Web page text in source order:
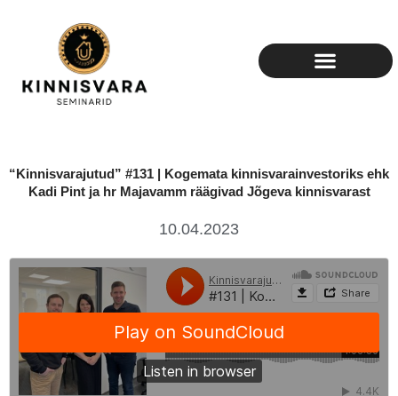
“Kinnisvarajutud” #131 | Kogemata kinnisvarainvestoriks ehk
Kadi Pint ja hr Majavamm räägivad Jõgeva kinnisvarast
10.04.2023